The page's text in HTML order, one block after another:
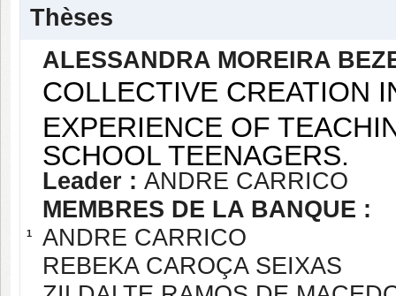
Thèses
1
ALESSANDRA MOREIRA
COLLECTIVE CREATION
EXPERIENCE OF
SCHOOL TEENAGERS.
Leader : ANDRE CARRICO
MEMBRES DE LA BANQUE :
ANDRE CARRICO
REBEKA CAROÇA SEIXAS